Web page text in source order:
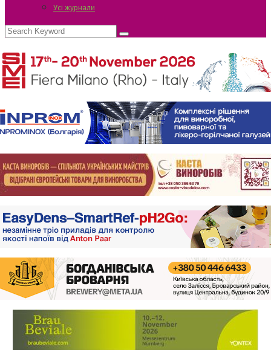
Усі журнали